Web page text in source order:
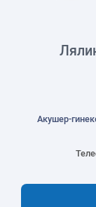
Акушер-